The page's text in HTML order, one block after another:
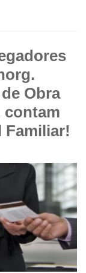
Obra
contam
Familiar!